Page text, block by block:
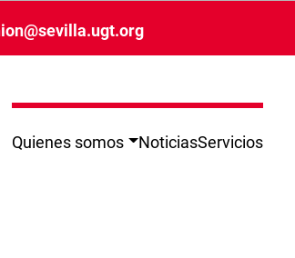
Quienes somos NoticiasServicios